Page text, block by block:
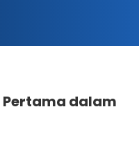
Pertama dalam